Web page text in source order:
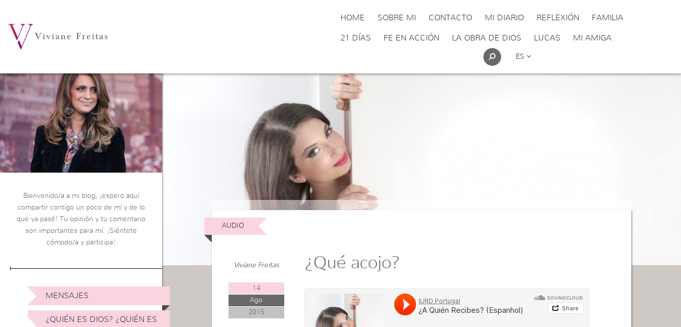
HOME SOBRE MI CONTACTO MI DIARIO REFLEXIÓN FAMILIA
21 DÍAS FE EN ACCIÓN LA OBRA DE DIOS LUCAS MI AMIGA
ES
Bienvenido/a a mi blog, ¡espero aquí
compartir contigo un poco de mí y de lo
que ya pasé! Tu opinión y tu comentario
son importantes para mí. ¡Siéntete
cómodo/a y participa!
MENSAJES
¿QUIÉN ES DIOS? ¿QUIÉN ES
AUDIO
Viviane Freitas
14
Ago
2015
¿Qué acojo?